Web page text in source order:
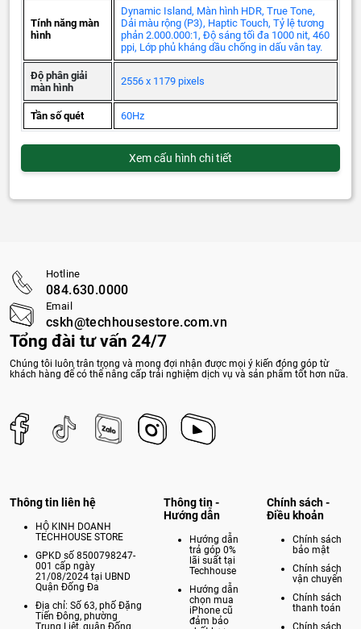
Tính năng màn
hình
Dynamic Island, Màn hình HDR, True Tone,
Dải màu rộng (P3), Haptic Touch, Tỷ lệ tương
phản 2.000.000:1, Độ sáng tối đa 1000 nit, 460
ppi, Lớp phủ kháng dầu chống in dấu vân tay.
Độ phân giải
màn hình
2556 x 1179 pixels
Tần số quét 60Hz
Xem cấu hình chi tiết
Tổng đài tư vấn 24/7
Chúng tôi luôn trân trọng và mong đợi nhận được mọi ý kiến đóng góp từ
khách hàng để có thể nâng cấp trải nghiệm dịch vụ và sản phẩm tốt hơn nữa.
Hotline
084.630.0000
Email
cskh@techhousestore.com.vn
Thông tin liên hệ
HỘ KINH DOANH
TECHHOUSE STORE
GPKD số 8500798247-
001 cấp ngày
21/08/2024 tại UBND
Quận Đống Đa
Địa chỉ: Số 63, phố Đặng
Tiến Đông, phường
Thông tin -
Hướng dẫn
Hướng dẫn
trả góp 0%
lãi suất tại
Techhouse
Hướng dẫn
chọn mua
iPhone cũ
đảm bảo
Chính sách -
Điều khoản
Chính sách
bảo mật
Chính sách
vận chuyển
Chính sách
thanh toán